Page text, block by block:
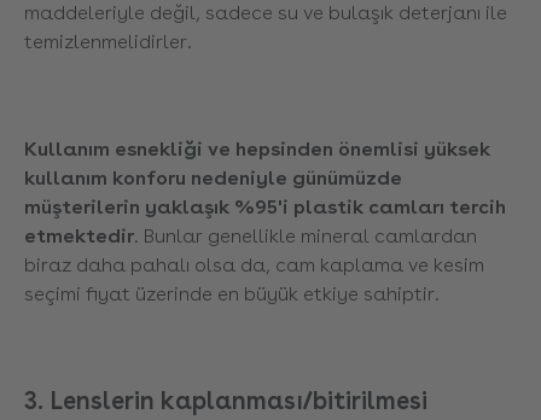
maddeleriyle değil, sadece su ve bulaşık deterjanı ile
temizlenmelidirler.
Kullanım esnekliği ve hepsinden önemlisi yüksek
kullanım konforu nedeniyle günümüzde
müşterilerin yaklaşık %95'i plastik camları tercih
etmektedir. Bunlar genellikle mineral camlardan
biraz daha pahalı olsa da, cam kaplama ve kesim
seçimi fiyat üzerinde en büyük etkiye sahiptir.
3. Lenslerin kaplanması/bitirilmesi